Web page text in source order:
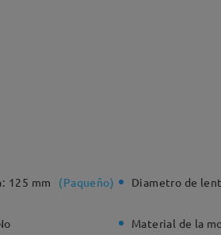
125 mm (Paqueño) Diametro de
Material de la